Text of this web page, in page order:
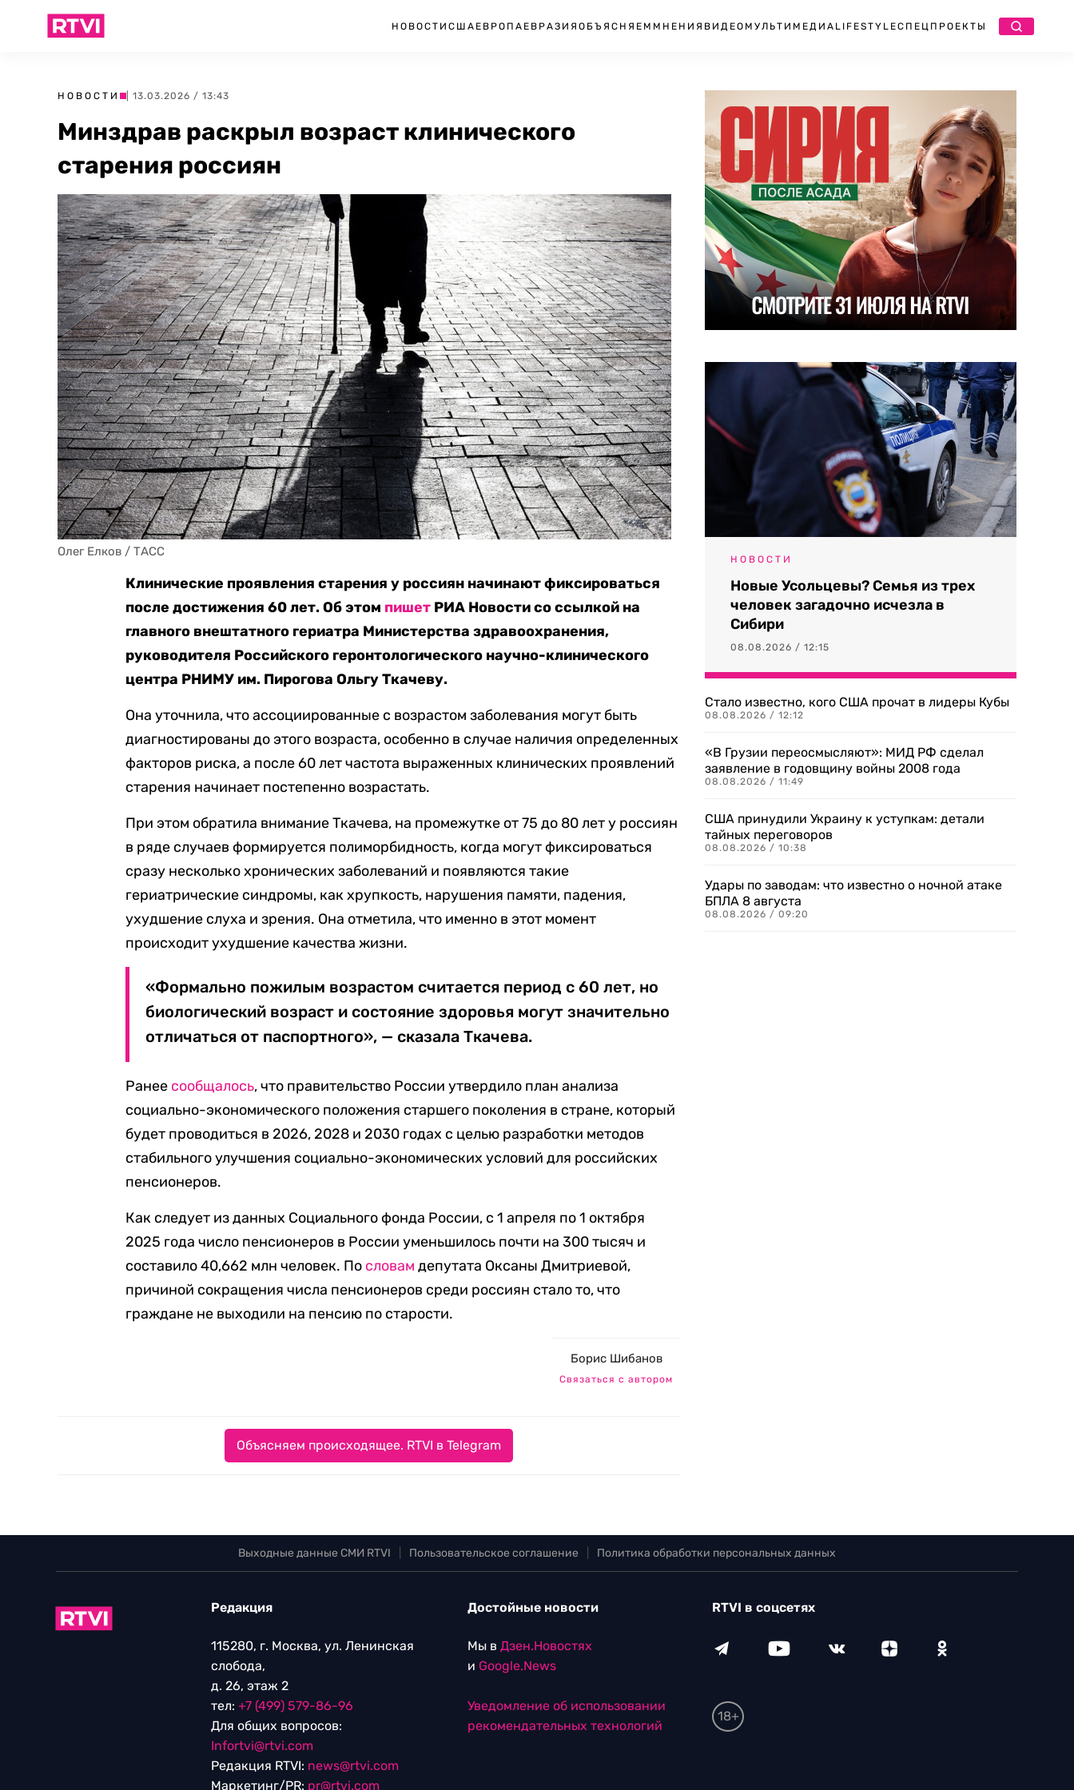
НОВОСТИ США ЕВРОПА ЕВРАЗИЯ ОБЪЯСНЯЕМ МНЕНИЯ ВИДЕО МУЛЬТИМЕДИА LIFESTYLEСПЕЦПРОЕКТЫ
НОВОСТИ | 13.03.2026 / 13:43
Минздрав раскрыл возраст клинического
старения россиян
Олег Елков / ТАСС
Клинические проявления старения у россиян начинают фиксироваться
после достижения 60 лет. Об этом пишет РИА Новости со ссылкой на
главного внештатного гериатра Министерства здравоохранения,
руководителя Российского геронтологического научно-клинического
центра РНИМУ им. Пирогова Ольгу Ткачеву.
Она уточнила, что ассоциированные с возрастом заболевания могут быть
диагностированы до этого возраста, особенно в случае наличия определенных
факторов риска, а после 60 лет частота выраженных клинических проявлений
старения начинает постепенно возрастать.
При этом обратила внимание Ткачева, на промежутке от 75 до 80 лет у россиян
в ряде случаев формируется полиморбидность, когда могут фиксироваться
сразу несколько хронических заболеваний и появляются такие
гериатрические синдромы, как хрупкость, нарушения памяти, падения,
ухудшение слуха и зрения. Она отметила, что именно в этот момент
происходит ухудшение качества жизни.
«Формально пожилым возрастом считается период с 60 лет, но
биологический возраст и состояние здоровья могут значительно
отличаться от паспортного», — сказала Ткачева.
Ранее сообщалось, что правительство России утвердило план анализа
социально-экономического положения старшего поколения в стране, который
будет проводиться в 2026, 2028 и 2030 годах с целью разработки методов
стабильного улучшения социально-экономических условий для российских
пенсионеров.
Как следует из данных Социального фонда России, с 1 апреля по 1 октября
2025 года число пенсионеров в России уменьшилось почти на 300 тысяч и
составило 40,662 млн человек. По словам депутата Оксаны Дмитриевой,
причиной сокращения числа пенсионеров среди россиян стало то, что
граждане не выходили на пенсию по старости.
Борис Шибанов
Связаться с автором
Объясняем происходящее. RTVI в Telegram
НОВОСТИ
Новые Усольцевы? Семья из трех
человек загадочно исчезла в
Сибири
08.08.2026 / 12:15
Стало известно, кого США прочат в лидеры Кубы
08.08.2026 / 12:12
«В Грузии переосмысляют»: МИД РФ сделал
заявление в годовщину войны 2008 года
08.08.2026 / 11:49
США принудили Украину к уступкам: детали
тайных переговоров
08.08.2026 / 10:38
Удары по заводам: что известно о ночной атаке
БПЛА 8 августа
08.08.2026 / 09:20
Выходные данные СМИ RTVI Пользовательское соглашение Политика обработки персональных данных
Редакция
115280, г. Москва, ул. Ленинская
слобода,
д. 26, этаж 2
тел: +7 (499) 579-86-96
Для общих вопросов:
Infortvi@rtvi.com
Редакция RTVI: news@rtvi.com
Маркетинг/PR: pr@rtvi.com
Достойные новости
Мы в Дзен.Новостях
и Google.News
Уведомление об использовании
рекомендательных технологий
RTVI в соцсетях
18+